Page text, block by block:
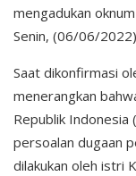
mengadukan
Senin, (06/06/
Saat dikonfirmasi
menerangkan
Republik
persoalan dugaan
dilakukan oleh istri